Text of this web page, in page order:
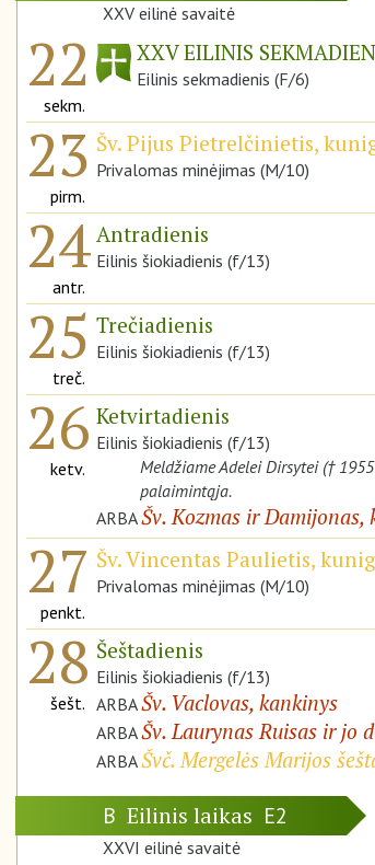
XXV eilinė savaitė
22
sekm.
XXV EILINIS
Eilinis sekmadienis (F/6)
23
pirm.
Šv. Pijus Pietrelčinietis,
Privalomas minėjimas (M/10)
24
antr.
Antradienis
Eilinis šiokiadienis (f/13)
25
treč.
Trečiadienis
Eilinis šiokiadienis (f/13)
26
ketv.
Ketvirtadienis
Eilinis šiokiadienis (f/13)
Meldžiame Adelei Dirsytei (†
palaimintąja.
ARBAŠv. Kozmas ir
27
penkt.
Šv. Vincentas Paulietis,
Privalomas minėjimas (M/10)
28
šešt.
Šeštadienis
Eilinis šiokiadienis (f/13)
ARBAŠv. Vaclovas, kankinys
ARBAŠv. Laurynas Ruisas ir jo
ARBAŠvč. Mergelės Marijos
B Eilinis laikas E2
XXVI eilinė savaitė